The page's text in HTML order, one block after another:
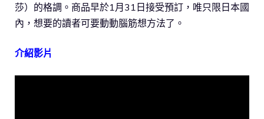
莎）的格調。商品早於1月31日接受預訂，唯只限日本國
內，想要的讀者可要動動腦筋想方法了。
介紹影片